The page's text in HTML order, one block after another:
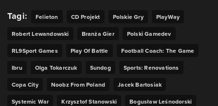
Tagi: Felieton CD Projekt Polskie Gry PlayWay
Robert Lewandowski Branża Gier Polski Gamedev
RL9Sport Games Play Of Battle Football Coach: The Game
Ibru Olga Tokarczuk Sundog Sports: Renovations
Copa City Noobz From Poland Jacek Bartosiak
Systemic War Krzysztof Stanowski Bogusław Leśnodorski